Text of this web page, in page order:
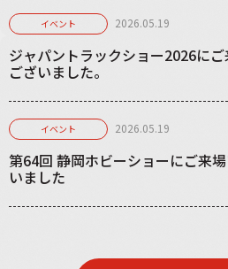
イベント 2026.05.19
ジャパントラックショー2026に
ございました。
イベント 2026.05.19
第64回 静岡ホビーショーにご来
いました